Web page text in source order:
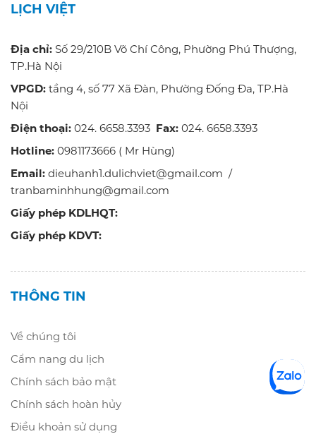
LỊCH VIỆT
Địa chỉ: Số 29/210B Võ Chí Công, Phường Phú Thượng,
TP.Hà Nội
VPGD: tầng 4, số 77 Xã Đàn, Phường Đống Đa, TP.Hà
Nội
Điện thoại: 024. 6658.3393 Fax: 024. 6658.3393
Hotline: 0981173666 ( Mr Hùng)
Email: dieuhanh1.dulichviet@gmail.com /
tranbaminhhung@gmail.com
Giấy phép KDLHQT:
Giấy phép KDVT:
THÔNG TIN
Về chúng tôi
Cẩm nang du lịch
Chính sách bảo mật
Chính sách hoàn hủy
Điều khoản sử dụng